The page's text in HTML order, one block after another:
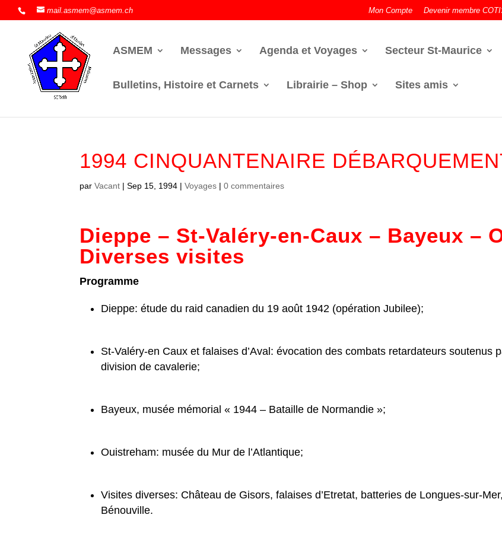
mail.asmem@asmem.ch Mon Compte Devenir membre
ASMEM Messages Agenda et Voyages Secteur St-Maurice
Bulletins, Histoire et Carnets Librairie – Shop Sites amis
1994 CINQUANTENAIRE
parVacant |Sep 15, 1994 |Voyages |0 commentaires
Dieppe – St-Valéry-en-Caux – Bayeux –
Diverses visites
Programme
Dieppe: étude du raid canadien du 19 août 1942 (opération Jubilee);
St-Valéry-en Caux et falaises d’Aval: évocation des combats retardateurs soutenus
division de cavalerie;
Bayeux, musée mémorial « 1944 – Bataille de Normandie »;
Ouistreham: musée du Mur de l’Atlantique;
Visites diverses: Château de Gisors, falaises d’Etretat, batteries de Longues-sur-
Bénouville.